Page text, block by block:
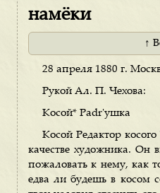
намёки
↑
28 апреля 1880 г.
Рукой Ал. П. Чехова:
Косой* Padr'yшка
Косой Редактор
качестве художника. Он
пожаловать к нему, как
едва ли будешь в косом